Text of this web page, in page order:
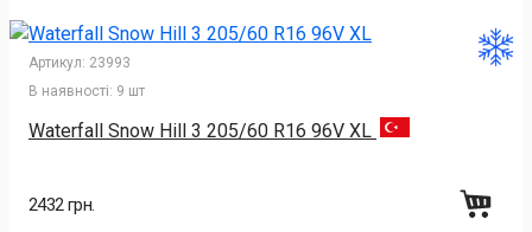
Артикул: 23993
В наявності: 9 шт
Waterfall Snow Hill 3 205/60 R16 96V XL
2432 грн.